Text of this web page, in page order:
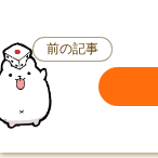
前の記事